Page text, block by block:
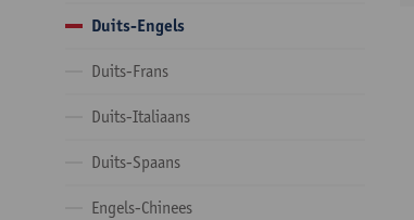
Duits-Engels
Duits-Frans
Duits-Italiaans
Duits-Spaans
Engels-Chinees